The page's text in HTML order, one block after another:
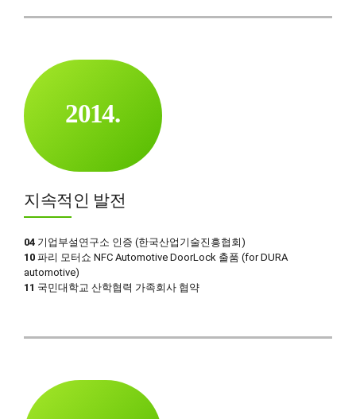
0
0
2
4
5
6
7
8
9
6
8
01
3
4
5
6
7
8
0
0
2
4
6
7
8
9
0
.
지속적인 발전
04 기업부설연구소 인증 (한국산업기술진흥협회)
10 파리 모터쇼 NFC Automotive DoorLock 출품 (for DURA
automotive)
11 국민대학교 산학협력 가족회사 협약
0
0
1
3
4
6
8
1
3